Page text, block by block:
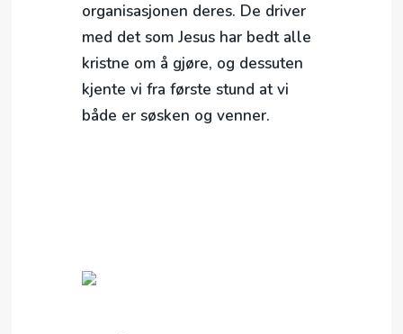
organisasjonen deres. De driver
med det som Jesus har bedt alle
kristne om å gjøre, og dessuten
kjente vi fra første stund at vi
både er søsken og venner.